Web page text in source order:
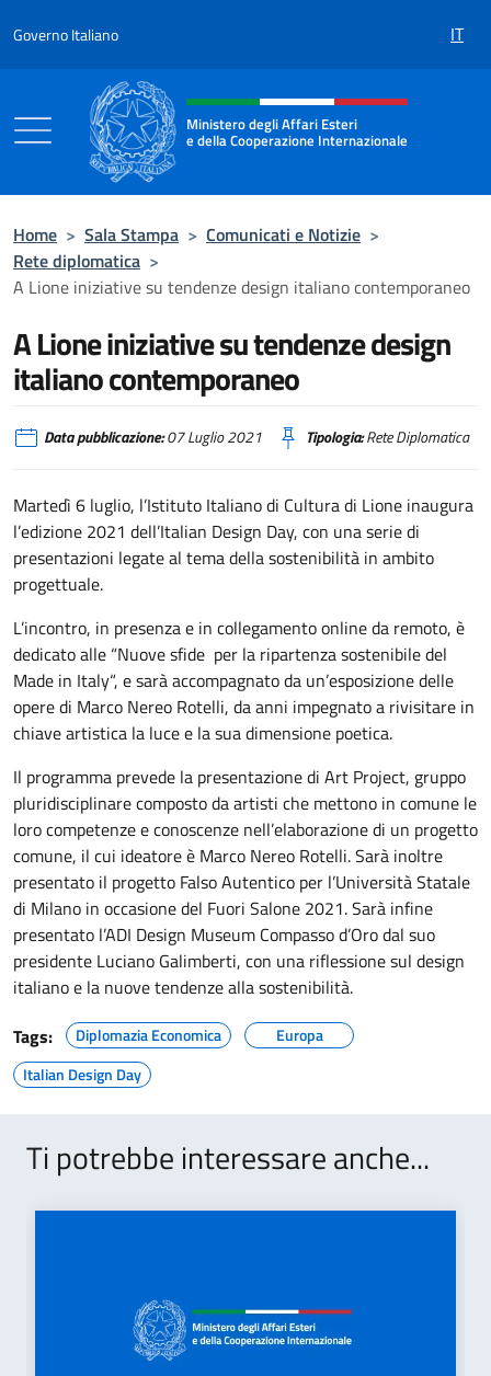
Governo Italiano IT
Intestazione sito, social e menù
Ministero degli Affari Esteri
e della Cooperazione Internazionale
Home > Sala Stampa > Comunicati e Notizie >
Rete diplomatica >
A Lione iniziative su tendenze design italiano contemporaneo
A Lione iniziative su tendenze design
italiano contemporaneo
Data pubblicazione:07 Luglio 2021 Tipologia:Rete Diplomatica
Martedì 6 luglio, l’Istituto Italiano di Cultura di Lione inaugura
l’edizione 2021 dell’Italian Design Day, con una serie di
presentazioni legate al tema della sostenibilità in ambito
progettuale.
L’incontro, in presenza e in collegamento online da remoto, è
dedicato alle “Nuove sfide per la ripartenza sostenibile del
Made in Italy“, e sarà accompagnato da un’esposizione delle
opere di Marco Nereo Rotelli, da anni impegnato a rivisitare in
chiave artistica la luce e la sua dimensione poetica.
Il programma prevede la presentazione di Art Project, gruppo
pluridisciplinare composto da artisti che mettono in comune le
loro competenze e conoscenze nell’elaborazione di un progetto
comune, il cui ideatore è Marco Nereo Rotelli. Sarà inoltre
presentato il progetto Falso Autentico per l’Università Statale
di Milano in occasione del Fuori Salone 2021. Sarà infine
presentato l’ADI Design Museum Compasso d’Oro dal suo
presidente Luciano Galimberti, con una riflessione sul design
italiano e la nuove tendenze alla sostenibilità.
Tags:
Diplomazia Economica
Europa
Italian Design Day
Ti potrebbe interessare anche...